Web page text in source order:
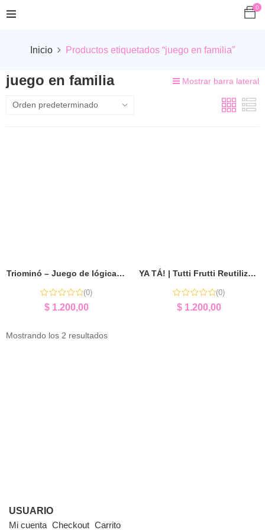
0
Inicio Productos etiquetados “juego en familia”
juego en familia Mostrar barra lateral
Triominó – Juego de lógica y estrategia
(0)
$1.200,00
YA TÁ! | Tutti Frutti Reutilizable y Didáctico para Niños
(0)
$1.200,00
Mostrando los 2 resultados
USUARIO
Mi cuenta Checkout Carrito